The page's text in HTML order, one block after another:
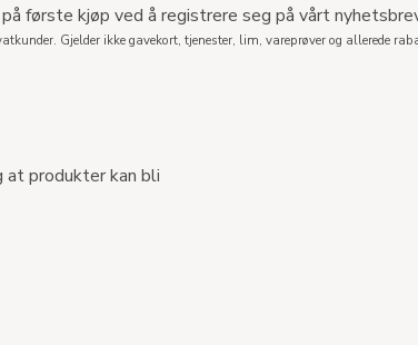
første kjøp ved å registrere seg på vårt
Gjelder ikke gavekort, tjenester, lim, vareprøver og allerede
at produkter kan bli